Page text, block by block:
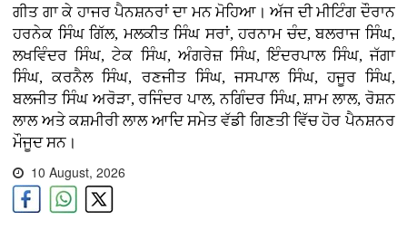
ਗੀਤ ਗਾ ਕੇ ਹਾਜਰ ਪੈਨਸ਼ਨਰਾਂ ਦਾ ਮਨ ਮੋਹਿਆ। ਅੱਜ ਦੀ ਮੀਟਿੰਗ ਦੌਰਾਨ
ਹਰਨੇਕ ਸਿੰਘ ਗਿੱਲ, ਮਲਕੀਤ ਸਿੰਘ ਸਰਾਂ, ਹਰਨਾਮ ਚੰਦ, ਬਲਰਾਜ ਸਿੰਘ,
ਲਖਵਿੰਦਰ ਸਿੰਘ, ਟੇਕ ਸਿੰਘ, ਅੰਗਰੇਜ਼ ਸਿੰਘ, ਇੰਦਰਪਾਲ ਸਿੰਘ, ਜੱਗਾ
ਸਿੰਘ, ਕਰਨੈਲ ਸਿੰਘ, ਰਣਜੀਤ ਸਿੰਘ, ਜਸਪਾਲ ਸਿੰਘ, ਹਜੂਰ ਸਿੰਘ,
ਬਲਜੀਤ ਸਿੰਘ ਅਰੋੜਾ, ਰਜਿੰਦਰ ਪਾਲ, ਨਗਿੰਦਰ ਸਿੰਘ, ਸ਼ਾਮ ਲਾਲ, ਰੋਸ਼ਨ
ਲਾਲ ਅਤੇ ਕਸ਼ਮੀਰੀ ਲਾਲ ਆਦਿ ਸਮੇਤ ਵੱਡੀ ਗਿਣਤੀ ਵਿੱਚ ਹੋਰ ਪੈਨਸ਼ਨਰ
ਮੌਜੂਦ ਸਨ।
10 August, 2026